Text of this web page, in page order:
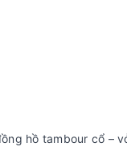
hồ tambour cổ –